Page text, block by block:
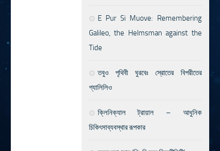
E Pur Si Muove: Remembering
Galileo, the Helmsman against the
Tide
তবুও পৃথিবী ঘুরবেঃ স্রোতের বিপরীতের
গ্যালিলিও
ক্লিনিক্যাল ট্রায়াল – আধুনিক
চিকিৎসাব্যবস্থার রূপকার